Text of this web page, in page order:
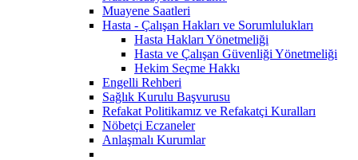
Muayene Saatleri
Hasta - Çalışan Hakları ve Sorumlulukları
Hasta Hakları Yönetmeliği
Hasta ve Çalışan Güvenliği Yönetmeliği
Hekim Seçme Hakkı
Engelli Rehberi
Sağlık Kurulu Başvurusu
Refakat Politikamız ve Refakatçi Kuralları
Nöbetçi Eczaneler
Anlaşmalı Kurumlar